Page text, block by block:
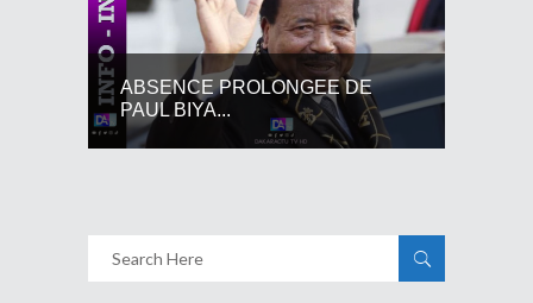
ABSENCE PROLONGEE DE
PAUL BIYA...